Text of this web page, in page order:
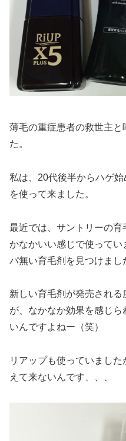
薄毛の重症患者の救世主
た。
私は、20代後半からハゲ
を使って来ました。
最近では、サントリーの
かなかいい感じで使って
パ無い育毛剤を見つけまし
新しい育毛剤が発売され
が、なかなか効果を感じ
いんですよねー（笑）
リアップも使っていまし
えて来ないんです、、、